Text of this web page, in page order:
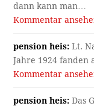
dann kann man…
Kommentar
pension heis: Lt.
Jahre 1924 fanden
Kommentar
pension heis: Das